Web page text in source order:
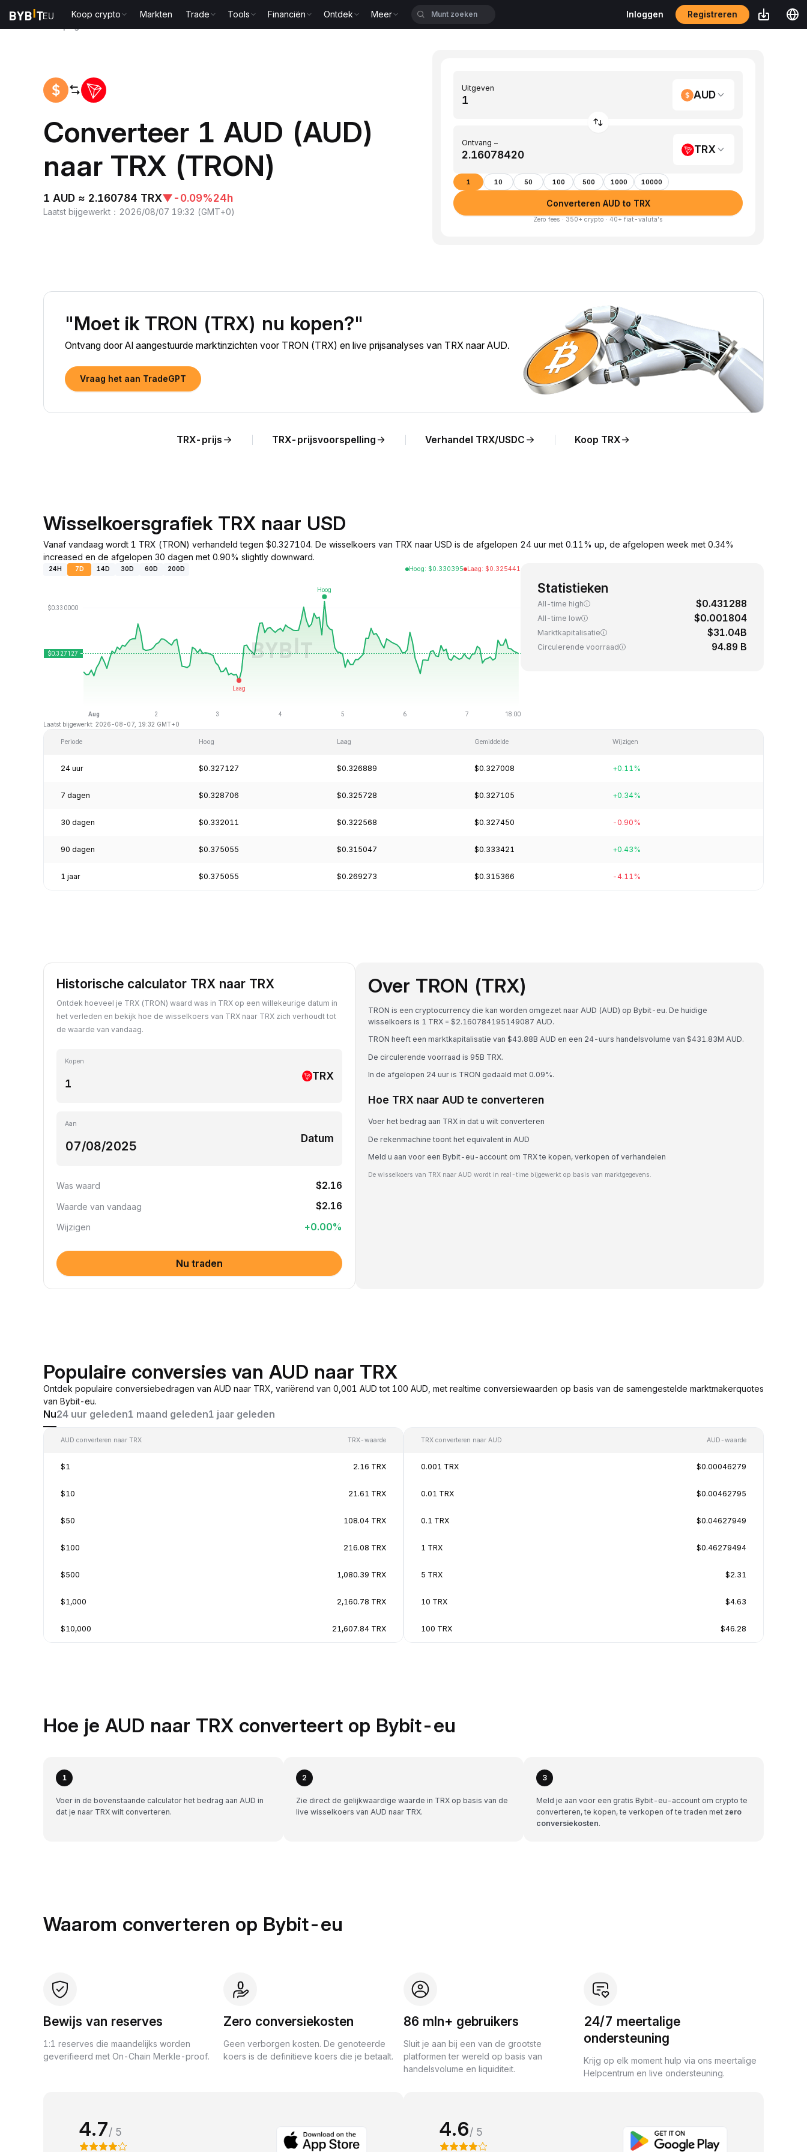
Koop crypto Markten Trade Tools Financiën Ontdek Meer Inloggen Registreren
Converteer 1 AUD (AUD)
naar TRX (TRON)
1 AUD ≈ 2.160784 TRX▼-0.09%24h
Laatst bijgewerkt ： 2026/08/07 19:32 (GMT+0)
Uitgeven
AUD
Ontvang ~
TRX
1 10 50 100 500 1000 10000
Converteren AUD to TRX
Zero fees · 350+ crypto · 40+ fiat-valuta's
"Moet ik TRON (TRX) nu kopen?"
Ontvang door AI aangestuurde marktinzichten voor TRON (TRX) en live prijsanalyses van TRX naar AUD.
Vraag het aan TradeGPT
TRX-prijs TRX-prijsvoorspelling Verhandel TRX/USDC Koop TRX
Wisselkoersgrafiek TRX naar USD
Vanaf vandaag wordt 1 TRX (TRON) verhandeld tegen $0.327104. De wisselkoers van TRX naar USD is de afgelopen 24 uur met 0.11% up, de afgelopen week met 0.34%
increased en de afgelopen 30 dagen met 0.90% slightly downward.
24H 7D 14D 30D 60D 200D Hoog: $0.330395 Laag: $0.325441
Laatst bijgewerkt: 2026-08-07, 19:32 GMT+0
Statistieken
All-time high $0.431288
All-time low $0.001804
Marktkapitalisatie $31.04B
Circulerende voorraad 94.89 B
Periode Hoog Laag Gemiddelde Wijzigen
24 uur $0.327127 $0.326889 $0.327008 +0.11%
7 dagen $0.328706 $0.325728 $0.327105 +0.34%
30 dagen $0.332011 $0.322568 $0.327450 -0.90%
90 dagen $0.375055 $0.315047 $0.333421 +0.43%
1 jaar $0.375055 $0.269273 $0.315366 -4.11%
Historische calculator TRX naar TRX
Ontdek hoeveel je TRX (TRON) waard was in TRX op een willekeurige datum in
het verleden en bekijk hoe de wisselkoers van TRX naar TRX zich verhoudt tot
de waarde van vandaag.
Kopen
TRX
Aan
Datum
Was waard $2.16
Waarde van vandaag $2.16
Wijzigen +0.00%
Nu traden
Over TRON (TRX)
TRON is een cryptocurrency die kan worden omgezet naar AUD (AUD) op Bybit-eu. De huidige
wisselkoers is 1 TRX = $2.160784195149087 AUD.
TRON heeft een marktkapitalisatie van $43.88B AUD en een 24-uurs handelsvolume van $431.83M AUD.
De circulerende voorraad is 95B TRX.
In de afgelopen 24 uur is TRON gedaald met 0.09%.
Hoe TRX naar AUD te converteren
Voer het bedrag aan TRX in dat u wilt converteren
De rekenmachine toont het equivalent in AUD
Meld u aan voor een Bybit-eu-account om TRX te kopen, verkopen of verhandelen
De wisselkoers van TRX naar AUD wordt in real-time bijgewerkt op basis van marktgegevens.
Populaire conversies van AUD naar TRX
Ontdek populaire conversiebedragen van AUD naar TRX, variërend van 0,001 AUD tot 100 AUD, met realtime conversiewaarden op basis van de samengestelde marktmakerquotes
van Bybit-eu.
Nu24 uur geleden1 maand geleden1 jaar geleden
AUD converteren naar TRX TRX-waarde
$1 2.16 TRX
$10 21.61 TRX
$50 108.04 TRX
$100 216.08 TRX
$500 1,080.39 TRX
$1,000 2,160.78 TRX
$10,000 21,607.84 TRX
TRX converteren naar AUD AUD-waarde
0.001 TRX $0.00046279
0.01 TRX $0.00462795
0.1 TRX $0.04627949
1 TRX $0.46279494
5 TRX $2.31
10 TRX $4.63
100 TRX $46.28
Hoe je AUD naar TRX converteert op Bybit-eu
1
Voer in de bovenstaande calculator het bedrag aan AUD in
dat je naar TRX wilt converteren.
2
Zie direct de gelijkwaardige waarde in TRX op basis van de
live wisselkoers van AUD naar TRX.
3
Meld je aan voor een gratis Bybit-eu-account om crypto te
converteren, te kopen, te verkopen of te traden met zero
conversiekosten.
Waarom converteren op Bybit-eu
Bewijs van reserves
1:1 reserves die maandelijks worden
geverifieerd met On-Chain Merkle-proof.
Zero conversiekosten
Geen verborgen kosten. De genoteerde
koers is de definitieve koers die je betaalt.
86 mln+ gebruikers
Sluit je aan bij een van de grootste
platformen ter wereld op basis van
handelsvolume en liquiditeit.
24/7 meertalige
ondersteuning
Krijg op elk moment hulp via ons meertalige
Helpcentrum en live ondersteuning.
4.7/ 5 4.6/ 5